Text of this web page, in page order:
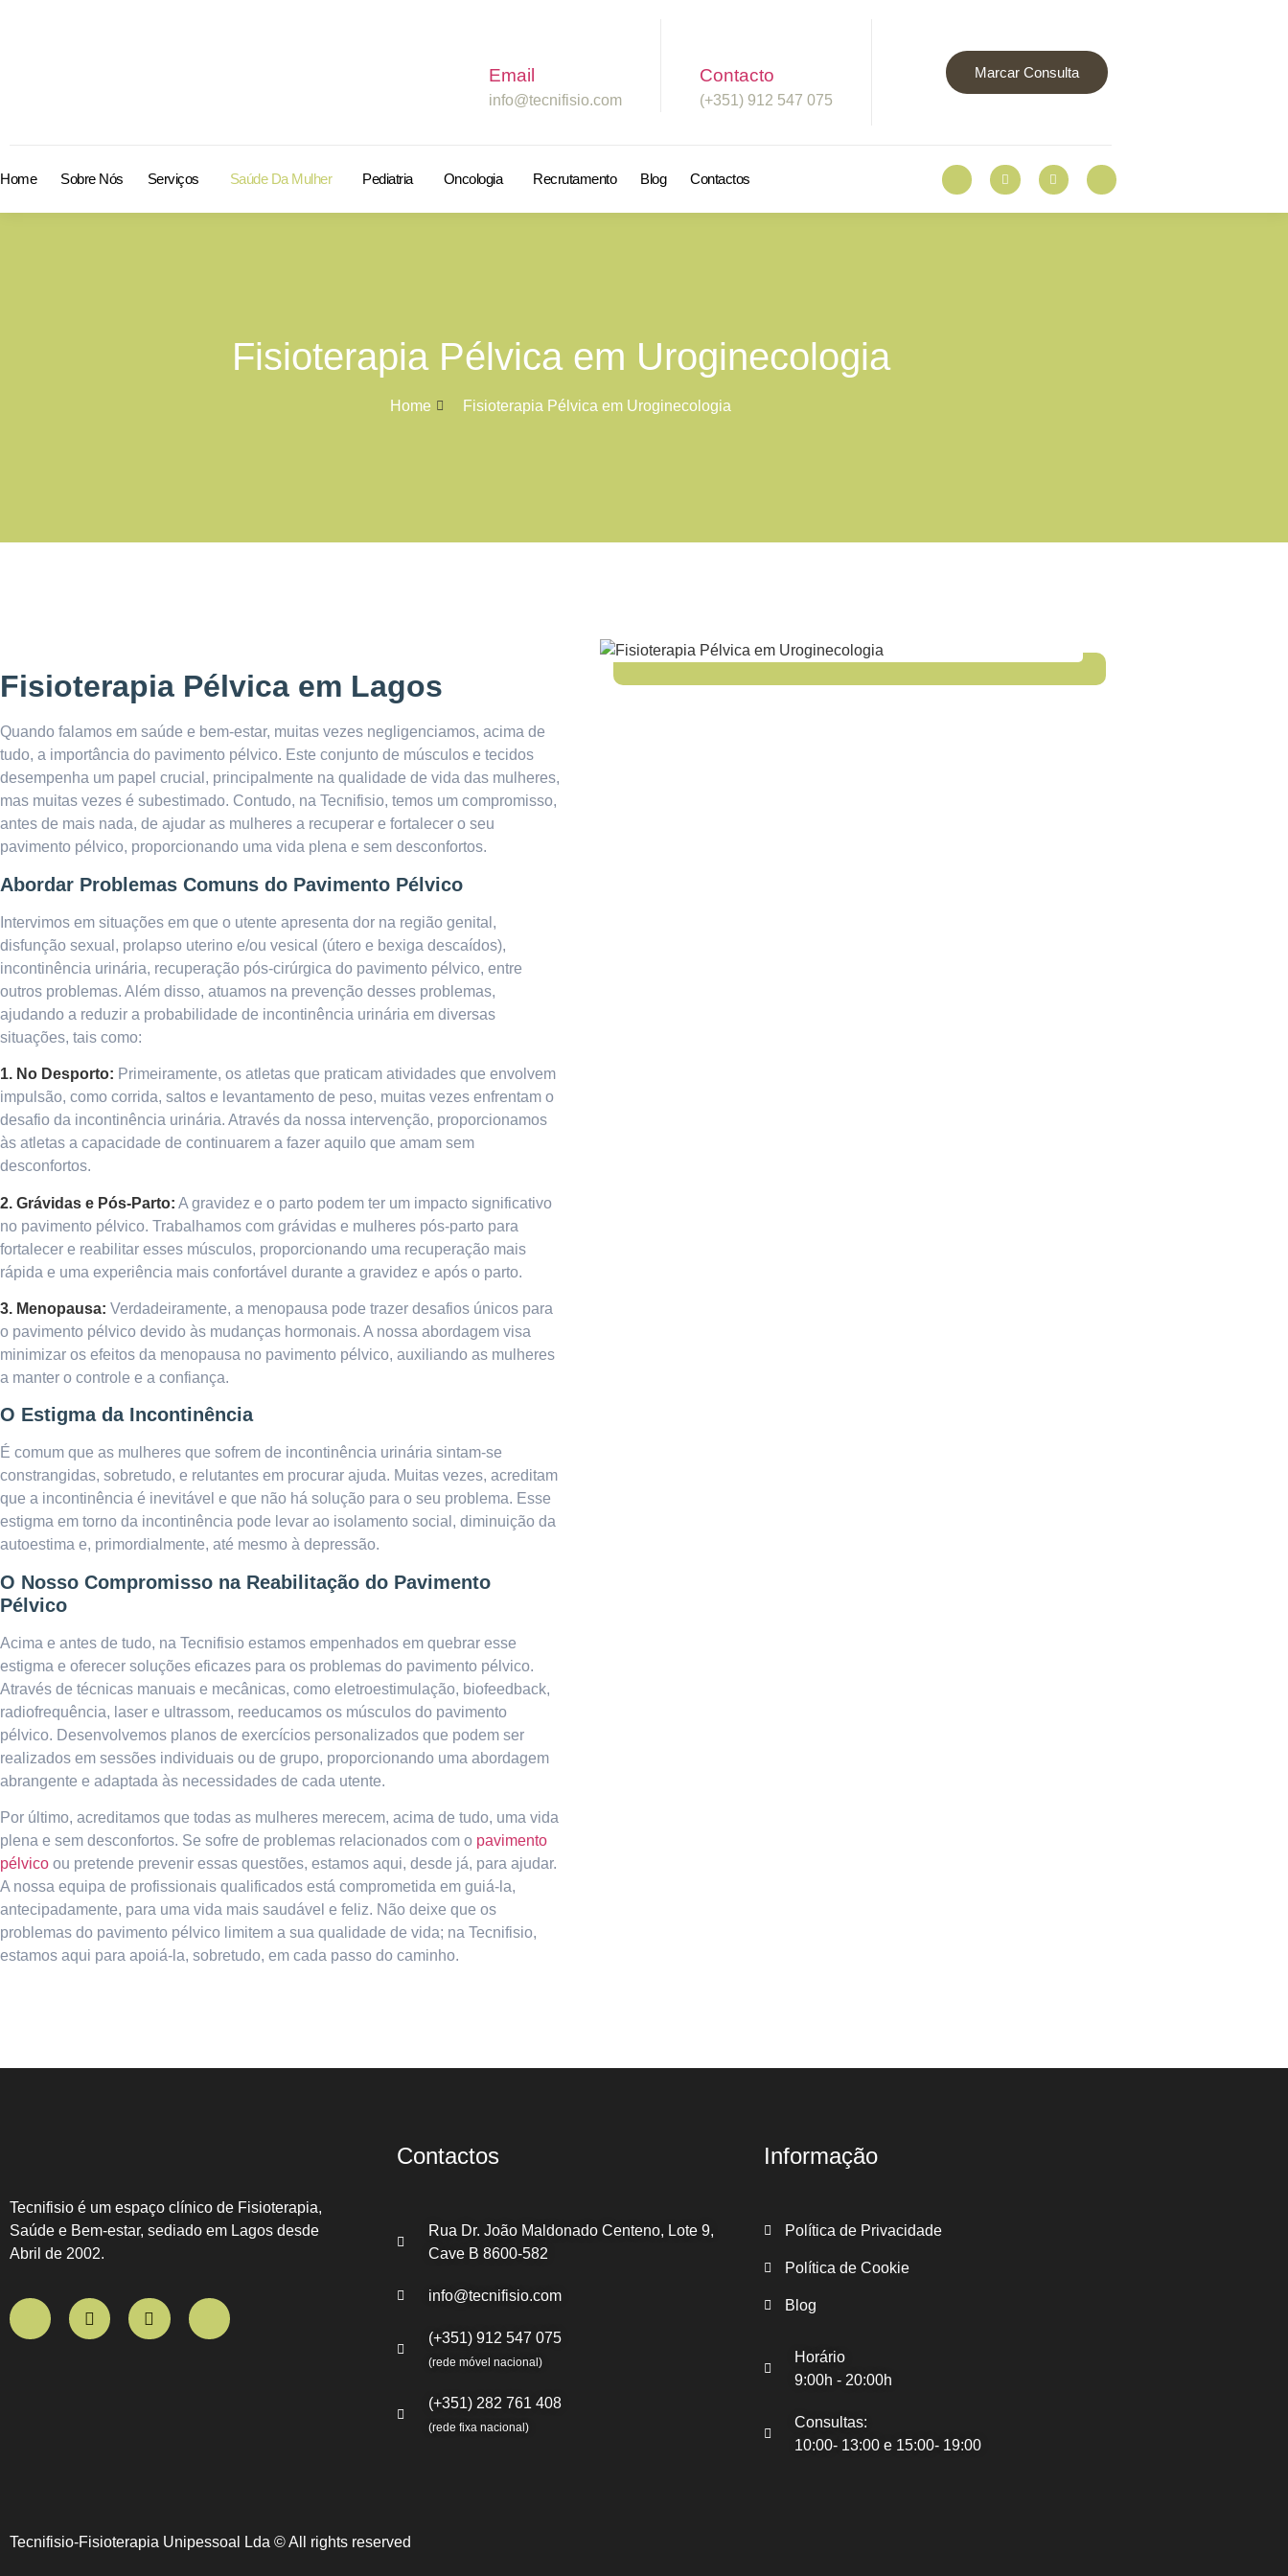
Email
info@tecnifisio.com
Contacto
(+351) 912 547 075
Marcar Consulta
Home Sobre Nós Serviços Saúde Da Mulher Pediatria Oncologia Recrutamento Blog Contactos
Fisioterapia Pélvica em Uroginecologia
Home Fisioterapia Pélvica em Uroginecologia
Fisioterapia Pélvica em Lagos
Quando falamos em saúde e bem-estar, muitas vezes negligenciamos, acima de
tudo, a importância do pavimento pélvico. Este conjunto de músculos e tecidos
desempenha um papel crucial, principalmente na qualidade de vida das mulheres,
mas muitas vezes é subestimado. Contudo, na Tecnifisio, temos um compromisso,
antes de mais nada, de ajudar as mulheres a recuperar e fortalecer o seu
pavimento pélvico, proporcionando uma vida plena e sem desconfortos.
Abordar Problemas Comuns do Pavimento Pélvico
Intervimos em situações em que o utente apresenta dor na região genital,
disfunção sexual, prolapso uterino e/ou vesical (útero e bexiga descaídos),
incontinência urinária, recuperação pós-cirúrgica do pavimento pélvico, entre
outros problemas. Além disso, atuamos na prevenção desses problemas,
ajudando a reduzir a probabilidade de incontinência urinária em diversas
situações, tais como:
1. No Desporto: Primeiramente, os atletas que praticam atividades que envolvem
impulsão, como corrida, saltos e levantamento de peso, muitas vezes enfrentam o
desafio da incontinência urinária. Através da nossa intervenção, proporcionamos
às atletas a capacidade de continuarem a fazer aquilo que amam sem
desconfortos.
2. Grávidas e Pós-Parto: A gravidez e o parto podem ter um impacto significativo
no pavimento pélvico. Trabalhamos com grávidas e mulheres pós-parto para
fortalecer e reabilitar esses músculos, proporcionando uma recuperação mais
rápida e uma experiência mais confortável durante a gravidez e após o parto.
3. Menopausa: Verdadeiramente, a menopausa pode trazer desafios únicos para
o pavimento pélvico devido às mudanças hormonais. A nossa abordagem visa
minimizar os efeitos da menopausa no pavimento pélvico, auxiliando as mulheres
a manter o controle e a confiança.
O Estigma da Incontinência
É comum que as mulheres que sofrem de incontinência urinária sintam-se
constrangidas, sobretudo, e relutantes em procurar ajuda. Muitas vezes, acreditam
que a incontinência é inevitável e que não há solução para o seu problema. Esse
estigma em torno da incontinência pode levar ao isolamento social, diminuição da
autoestima e, primordialmente, até mesmo à depressão.
O Nosso Compromisso na Reabilitação do Pavimento
Pélvico
Acima e antes de tudo, na Tecnifisio estamos empenhados em quebrar esse
estigma e oferecer soluções eficazes para os problemas do pavimento pélvico.
Através de técnicas manuais e mecânicas, como eletroestimulação, biofeedback,
radiofrequência, laser e ultrassom, reeducamos os músculos do pavimento
pélvico. Desenvolvemos planos de exercícios personalizados que podem ser
realizados em sessões individuais ou de grupo, proporcionando uma abordagem
abrangente e adaptada às necessidades de cada utente.
Por último, acreditamos que todas as mulheres merecem, acima de tudo, uma vida
plena e sem desconfortos. Se sofre de problemas relacionados com o pavimento
pélvico ou pretende prevenir essas questões, estamos aqui, desde já, para ajudar.
A nossa equipa de profissionais qualificados está comprometida em guiá-la,
antecipadamente, para uma vida mais saudável e feliz. Não deixe que os
problemas do pavimento pélvico limitem a sua qualidade de vida; na Tecnifisio,
estamos aqui para apoiá-la, sobretudo, em cada passo do caminho.
Tecnifisio é um espaço clínico de Fisioterapia,
Saúde e Bem-estar, sediado em Lagos desde
Abril de 2002.
Contactos
Rua Dr. João Maldonado Centeno, Lote 9,
Cave B 8600-582
info@tecnifisio.com
(+351) 912 547 075
(rede móvel nacional)
(+351) 282 761 408
(rede fixa nacional)
Informação
Política de Privacidade
Política de Cookie
Blog
Horário
9:00h - 20:00h
Consultas:
10:00- 13:00 e 15:00- 19:00
Tecnifisio-Fisioterapia Unipessoal Lda © All rights reserved